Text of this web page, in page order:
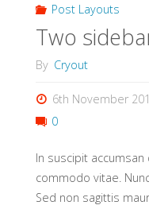
Post Layouts
Two
By Cryout
6th November
0
In suscipit
commodo vitae.
Sed non sagittis